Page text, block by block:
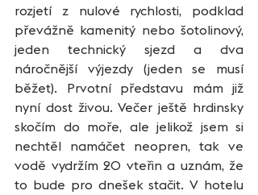
rozjetí z nulové rychlosti, podklad
převážně kamenitý nebo šotolinový,
jeden technický sjezd a dva
náročnější výjezdy (jeden se musí
běžet). Prvotní představu mám již
nyní dost živou. Večer ještě hrdinsky
skočím do moře, ale jelikož jsem si
nechtěl namáčet neopren, tak ve
vodě vydržím 20 vteřin a uznám, že
to bude pro dnešek stačit. V hotelu